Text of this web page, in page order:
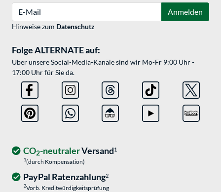
Anmelden
Hinweise zum Datenschutz
Folge ALTERNATE auf:
Über unsere Social-Media-Kanäle sind wir Mo-Fr 9:00 Uhr -
17:00 Uhr für Sie da.
CO2-neutralerVersand1
1(durch Kompensation)
PayPal Ratenzahlung2
2Vorb. Kreditwürdigkeitsprüfung